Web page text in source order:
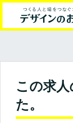
この求
た。